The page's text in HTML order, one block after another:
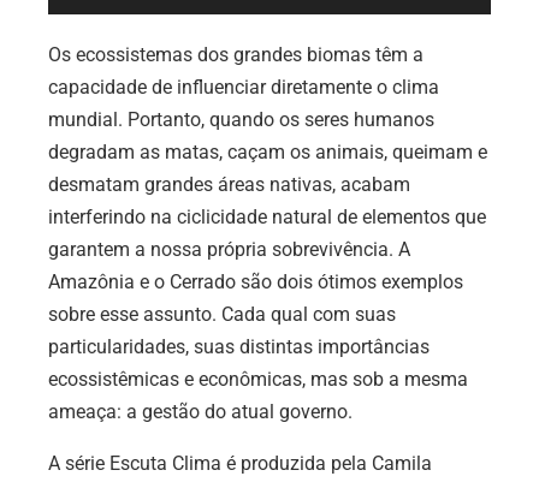
de
áudio
Os ecossistemas dos grandes biomas têm a
capacidade de influenciar diretamente o clima
mundial. Portanto, quando os seres humanos
degradam as matas, caçam os animais, queimam e
desmatam grandes áreas nativas, acabam
interferindo na ciclicidade natural de elementos que
garantem a nossa própria sobrevivência. A
Amazônia e o Cerrado são dois ótimos exemplos
sobre esse assunto. Cada qual com suas
particularidades, suas distintas importâncias
ecossistêmicas e econômicas, mas sob a mesma
ameaça: a gestão do atual governo.
A série Escuta Clima é produzida pela Camila